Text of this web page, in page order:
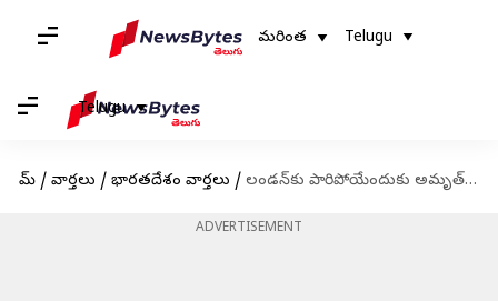
మరింత Telugu
Telugu
హోమ్ / వార్తలు / భారతదేశం వార్తలు / లండన్‌కు పారిపోయేందుకు అమృత్‌పాల్ సింగ్ భార్య ప్రయత్నం; అదుపులోకి తీసుకున్న పోలీసులు
ADVERTISEMENT